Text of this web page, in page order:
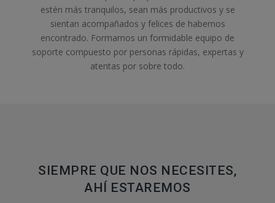
estén más tranquilos, sean más productivos y se
sientan acompañados y felices de habernos
encontrado. Formamos un formidable equipo de
soporte compuesto por personas rápidas, expertas y
atentas por sobre todo.
SIEMPRE QUE NOS NECESITES,
AHÍ ESTAREMOS